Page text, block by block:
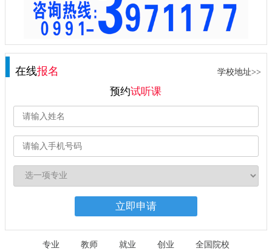
在线报名 学校地址>>
预约试听课
专业 教师 就业 创业 全国院校